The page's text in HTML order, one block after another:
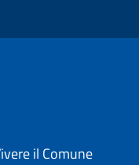
il Comune